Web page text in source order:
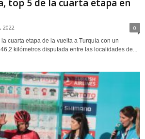
top 5 de la cuarta etapa en
2022 0
cuarta etapa de la vuelta a Turquía con un
kilómetros disputada entre las localidades de...